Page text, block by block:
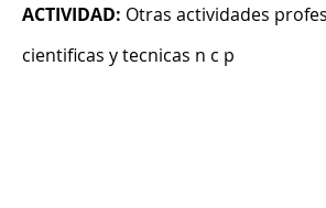
ACTIVIDAD: Otras actividades
cientificas y tecnicas n c p